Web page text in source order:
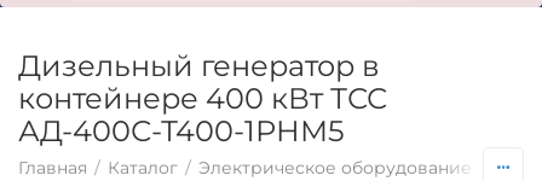
Дизельный генератор в
контейнере 400 кВт ТСС
АД-400С-Т400-1РНМ5
Главная / Каталог / Электрическое оборудование